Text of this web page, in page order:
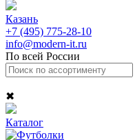
Казань
+7 (495) 775-28-10
info@modern-it.ru
По всей России
✖
Каталог